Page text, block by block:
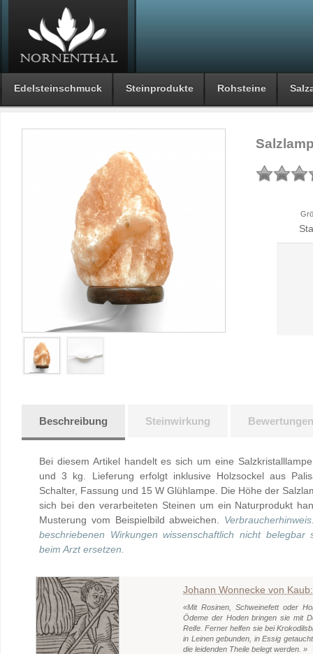
Edelsteinschmuck Steinprodukte Rohsteine
Beschreibung Steinwirkung Bewertungen
Bei diesem Artikel handelt es sich um eine
und 3 kg. Lieferung erfolgt inklusive Holzsockel aus
Schalter, Fassung und 15 W Glühlampe. Die Höhe der
sich bei den verarbeiteten Steinen um ein Naturprodukt
Musterung vom Beispielbild abweichen.
beschriebenen Wirkungen wissenschaftlich nicht
beim Arzt ersetzen.
Johann Wonnecke von
«Mit Rosinen, Schweinefett oder
Ödeme der Hoden bringen sie mit
Reife. Ferner helfen sie bei
in Leinen gebunden, in Essig
die leidenden Theile belegt werden. »